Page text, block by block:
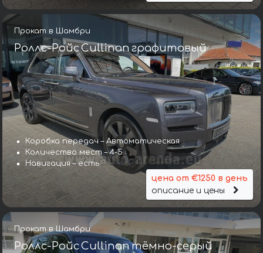
Прокат в Шамбри
Роллс-Ройс Cullinan графитовый
Коробка передач – Автоматическая
Количество мест – 4-5
Навигация – есть
цена от €1250 в день
описание и цены
Прокат в Шамбри
Роллс-Ройс Cullinan тёмно-серый